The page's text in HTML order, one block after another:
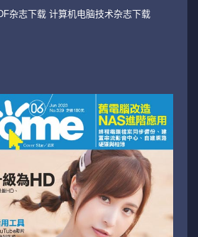
杂志下载 计算机电脑技术杂志下载